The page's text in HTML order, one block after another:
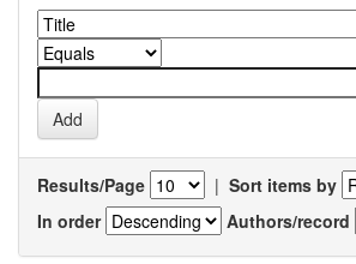
Results/Page | Sort items by
In order
Authors/record